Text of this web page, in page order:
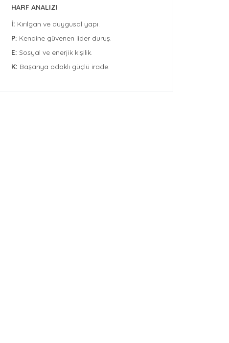
HARF ANALIZI
İ: Kırılgan ve duygusal yapı.
P: Kendine güvenen lider duruş.
E: Sosyal ve enerjik kişilik.
K: Başarıya odaklı güçlü irade.